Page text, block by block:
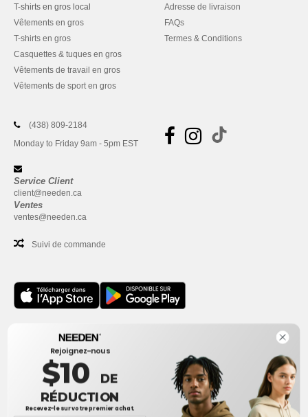
T-shirts en gros local
Vêtements en gros
T-shirts en gros
Casquettes & tuques en gros
Vêtements de travail en gros
Vêtements de sport en gros
Adresse de livraison
FAQs
Termes & Conditions
(438) 809-2184
Monday to Friday 9am - 5pm EST
Service Client
client@needen.ca
Ventes
ventes@needen.ca
Suivi de commande
Bureau
One Dundas Street West Suite 2500
Toronto, Ontario, M5G 1Z3
Ceci n'est PAS l'adresse de retour. Pour les retours, voir ici
Bureau
Rejoignez-nous
$10 DE
RÉDUCTION
Recevez-le sur votre premier achat.